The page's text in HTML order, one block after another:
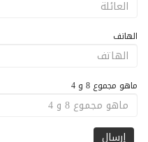
الهاتف
ماهو مجموع 8 و 4